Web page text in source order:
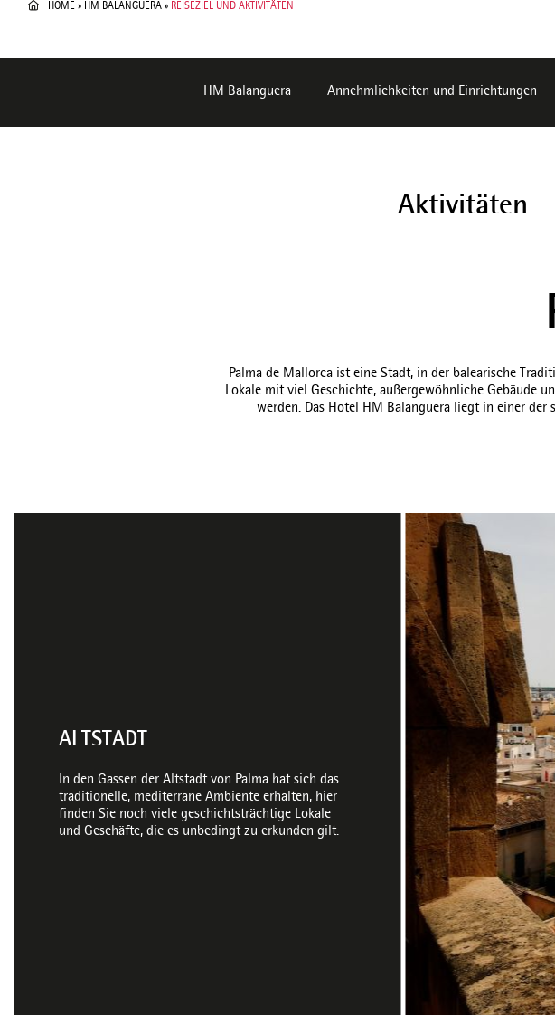
HOME » HM BALANGUERA » REISEZIEL UND AKTIVITÄTEN
HM Balanguera Annehmlichkeiten und Einrichtungen
Aktivitäten
Palma de Mallorca ist eine Stadt, in der balearische
Lokale mit viel Geschichte, außergewöhnliche Gebäude
werden. Das Hotel HM Balanguera liegt in einer der
ALTSTADT
In den Gassen der Altstadt von Palma hat sich das
traditionelle, mediterrane Ambiente erhalten, hier
finden Sie noch viele geschichtsträchtige Lokale
und Geschäfte, die es unbedingt zu erkunden gilt.